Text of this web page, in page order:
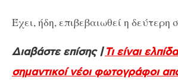
Έχει, ήδη, επιβεβαιωθεί η δεύτερη
Διαβάστε επίσης |Τι είναι
σημαντικοί νέοι φωτογράφοι